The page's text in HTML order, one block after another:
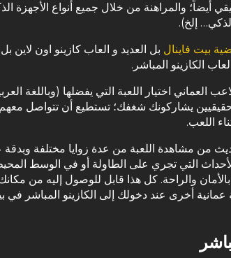
أيضاً؛ والمراهنة من خلال جميع أنواع الأجهزة
إلخ).
بيت فاينال بل العديد و العاب كازينو اون لاين
الكازينو المباشر.
العماني اختيار اللعبة التي يفضلها (وباللغة
يشاركونك شغفك؛ تستطيع أن تتواصل
اللعب.
من مشاهدة اللعبة من عدة زوايا مختلفة وبدقة
التي تجري على الطاولة أو في الوسط
والراحة. كل هذا قابل للوصول إليه من
عمانية أخرى عند دخولك إلى الكازينو المباشر في